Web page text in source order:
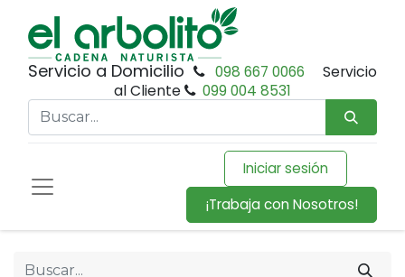
Servicio a Domicilio 098 667 0066
Servicio
al Cliente
099 004 8531
Iniciar sesión
¡Trabaja con Nosotros!